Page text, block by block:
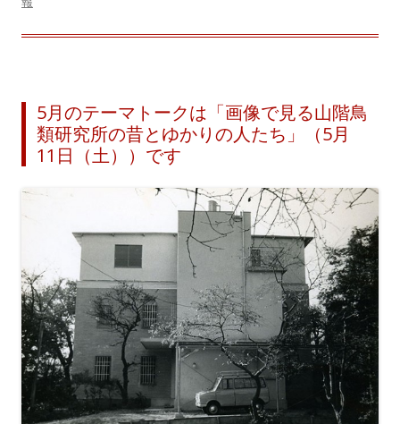
5月のテーマトークは「画像で見る山階鳥
類研究所の昔とゆかりの人たち」（5月
11日（土））です